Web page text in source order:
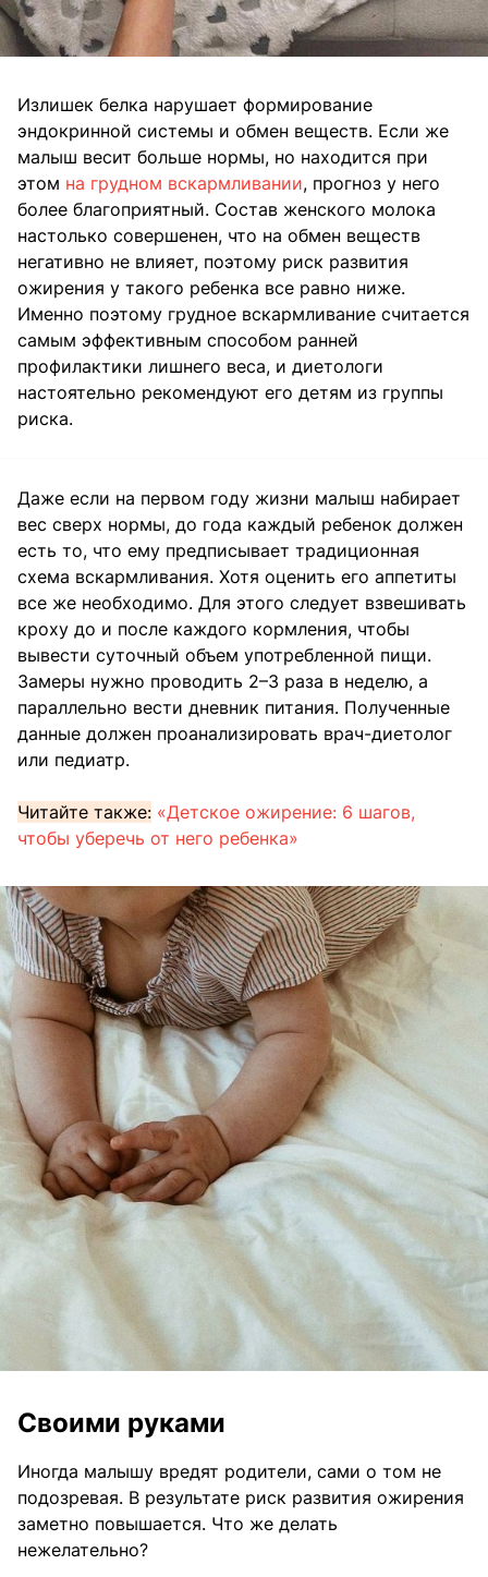
Излишек белка нарушает формирование
эндокринной системы и обмен веществ. Если же
малыш весит больше нормы, но находится при
этом на грудном вскармливании, прогноз у него
более благоприятный. Состав женского молока
настолько совершенен, что на обмен веществ
негативно не влияет, поэтому риск развития
ожирения у такого ребенка все равно ниже.
Именно поэтому грудное вскармливание считается
самым эффективным способом ранней
профилактики лишнего веса, и диетологи
настоятельно рекомендуют его детям из группы
риска.
Даже если на первом году жизни малыш набирает
вес сверх нормы, до года каждый ребенок должен
есть то, что ему предписывает традиционная
схема вскармливания. Хотя оценить его аппетиты
все же необходимо. Для этого следует взвешивать
кроху до и после каждого кормления, чтобы
вывести суточный объем употребленной пищи.
Замеры нужно проводить 2–3 раза в неделю, а
параллельно вести дневник питания. Полученные
данные должен проанализировать врач-диетолог
или педиатр.
Читайте также: «Детское ожирение: 6 шагов,
чтобы уберечь от него ребенка»
Своими руками
Иногда малышу вредят родители, сами о том не
подозревая. В результате риск развития ожирения
заметно повышается. Что же делать
нежелательно?